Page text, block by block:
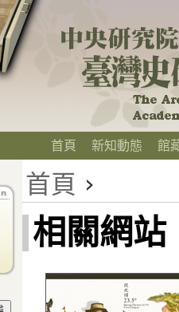
首頁 新知動態 館
首頁 ›
相關網站